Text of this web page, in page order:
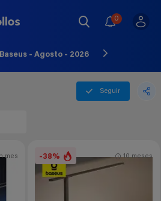
0
- Agosto - 2026
Seguir
mes -38% 10 meses